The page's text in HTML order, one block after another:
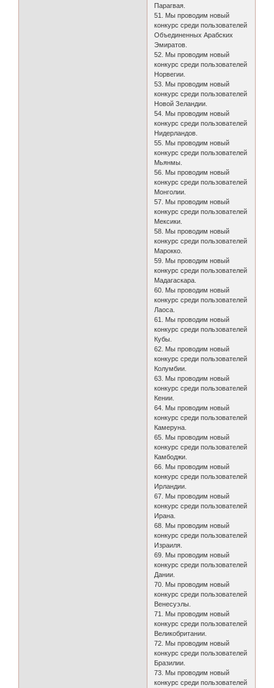
Парагвая.
51. Мы проводим новый
конкурс среди пользователей
Объединенных Арабских
Эмиратов.
52. Мы проводим новый
конкурс среди пользователей
Норвегии.
53. Мы проводим новый
конкурс среди пользователей
Новой Зеландии.
54. Мы проводим новый
конкурс среди пользователей
Нидерландов.
55. Мы проводим новый
конкурс среди пользователей
Мьянмы.
56. Мы проводим новый
конкурс среди пользователей
Монголии.
57. Мы проводим новый
конкурс среди пользователей
Мексики.
58. Мы проводим новый
конкурс среди пользователей
Марокко.
59. Мы проводим новый
конкурс среди пользователей
Мадагаскара.
60. Мы проводим новый
конкурс среди пользователей
Лаоса.
61. Мы проводим новый
конкурс среди пользователей
Кубы.
62. Мы проводим новый
конкурс среди пользователей
Колумбии.
63. Мы проводим новый
конкурс среди пользователей
Кении.
64. Мы проводим новый
конкурс среди пользователей
Камеруна.
65. Мы проводим новый
конкурс среди пользователей
Камбоджи.
66. Мы проводим новый
конкурс среди пользователей
Ирландии.
67. Мы проводим новый
конкурс среди пользователей
Ирана.
68. Мы проводим новый
конкурс среди пользователей
Израиля.
69. Мы проводим новый
конкурс среди пользователей
Дании.
70. Мы проводим новый
конкурс среди пользователей
Венесуэлы.
71. Мы проводим новый
конкурс среди пользователей
Великобритании.
72. Мы проводим новый
конкурс среди пользователей
Бразилии.
73. Мы проводим новый
конкурс среди пользователей